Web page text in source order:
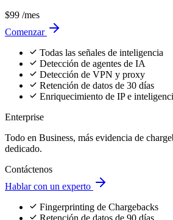
$99 /mes
Comenzar
Todas las señales de inteligencia
Detección de agentes de IA
Detección de VPN y proxy
Retención de datos de 30 días
Enriquecimiento de IP e
Enterprise
Todo en Business, más evidencia de
dedicado.
Contáctenos
Hablar con un experto
Fingerprinting de Chargebacks
Retención de datos de 90 días